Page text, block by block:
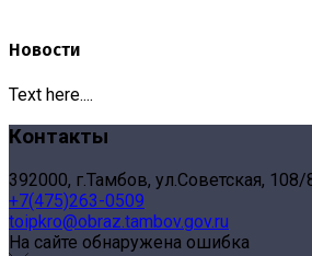
Новости
Text here....
Контакты
392000, г.Тамбов, ул.Советская, 108/
+7(475)263-0509
toipkro@obraz.tambov.gov.ru
На сайте обнаружена ошибка